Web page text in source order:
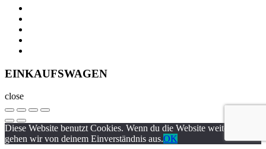
EINKAUFSWAGEN
close
Diese Website benutzt Cookies. Wenn du die Website weiter nutzt,
gehen wir von deinem Einverständnis aus.OK